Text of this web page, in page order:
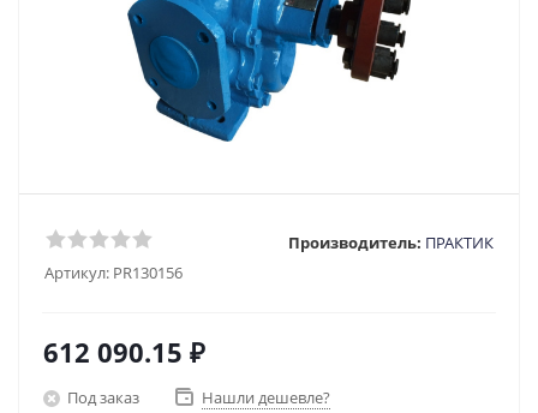
Артикул: PR130156
Производитель: ПРАКТИК
612 090.15 ₽
Под заказ Нашли дешевле?